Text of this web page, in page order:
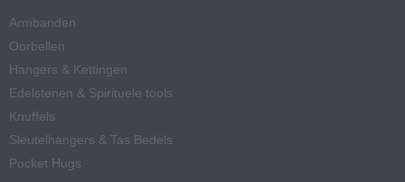
Armbanden
Oorbellen
Hangers & Kettingen
Edelstenen & Spirituele tools
Knuffels
Sleutelhangers & Tas Bedels
Pocket Hugs